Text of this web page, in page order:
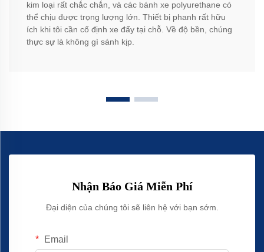
kim loại rất chắc chắn, và các bánh xe polyurethane có
thể chịu được trọng lượng lớn. Thiết bị phanh rất hữu
ích khi tôi cần cố định xe đẩy tại chỗ. Về độ bền, chúng
thực sự là không gì sánh kịp.
Nhận Báo Giá Miễn Phí
Đại diện của chúng tôi sẽ liên hệ với bạn sớm.
Email